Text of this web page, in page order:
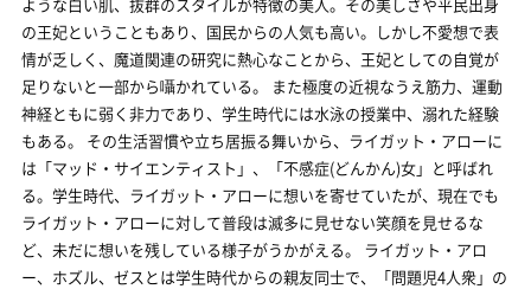
の王妃ということもあり、国民からの人気も高い。しかし不愛想で表
情が乏しく、魔道関連の研究に熱心なことから、王妃としての自覚が
足りないと一部から囁かれている。 また極度の近視なうえ筋力、運動
神経ともに弱く非力であり、学生時代には水泳の授業中、溺れた経験
もある。 その生活習慣や立ち居振る舞いから、ライガット・アローに
は「マッド・サイエンティスト」、「不感症(どんかん)女」と呼ばれ
る。学生時代、ライガット・アローに想いを寄せていたが、現在でも
ライガット・アローに対して普段は滅多に見せない笑顔を見せるな
ど、未だに想いを残している様子がうかがえる。 ライガット・アロ
ー、ホズル、ゼスとは学生時代からの親友同士で、「問題児4人衆」の